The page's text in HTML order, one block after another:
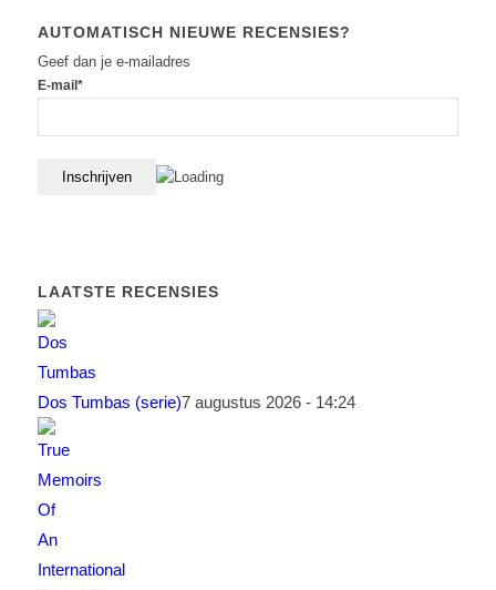
AUTOMATISCH NIEUWE RECENSIES?
Geef dan je e-mailadres
E-mail*
LAATSTE RECENSIES
Dos Tumbas (serie)7 augustus 2026 - 14:24